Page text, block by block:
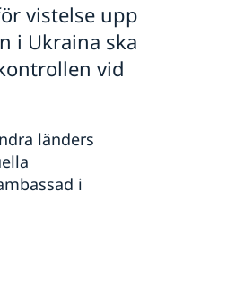
vistelse upp
i Ukraina ska
vid
länders
i